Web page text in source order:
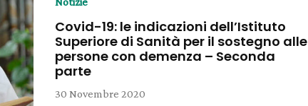
Covid-19: le indicazioni dell’Istituto
Superiore di Sanità per il sostegno alle
persone con demenza – Seconda
parte
30 Novembre 2020